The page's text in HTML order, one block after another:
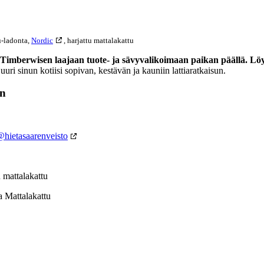
Nordic , harjattu mattalakattu
laajaan tuote- ja sävyvalikoimaan paikan päällä.
sinun kotiisi sopivan, kestävän ja kauniin lattiaratkaisun.
mattalakattu
Mattalakattu